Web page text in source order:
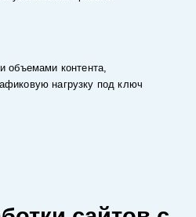
контента,
нагрузку под ключ